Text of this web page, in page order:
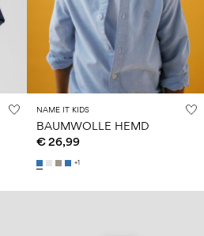
NAME IT KIDS
BAUMWOLLE HEMD
€ 26,99
+1